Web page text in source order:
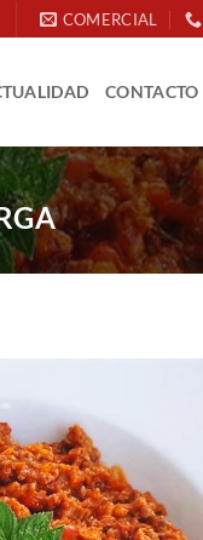
COMERCIAL
CONTACTO